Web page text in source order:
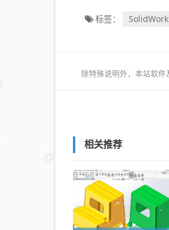
标签：
除特殊说明外，本站软
相关推荐